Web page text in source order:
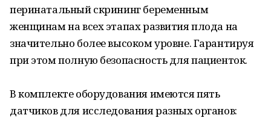
перинатальный скрининг беременным
женщинам на всех этапах развития плода на
значительно более высоком уровне. Гарантируя
при этом полную безопасность для пациенток.
В комплекте оборудования имеются пять
датчиков для исследования разных органов: